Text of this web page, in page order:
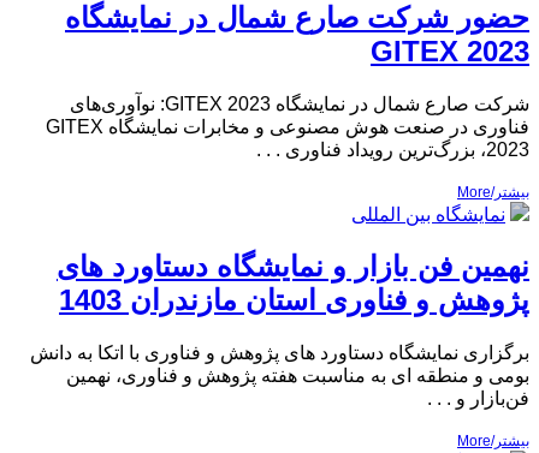
حضور شرکت صارع شمال در نمایشگاه
GITEX 2023
شرکت صارع شمال در نمایشگاه GITEX 2023: نوآوری‌های
فناوری در صنعت هوش مصنوعی و مخابرات نمایشگاه GITEX
2023، بزرگ‌ترین رویداد فناوری . . .
بیشتر/More
نمایشگاه بین المللی
نهمین فن بازار و نمایشگاه دستاورد های
پژوهش و فناوری استان مازندران 1403
برگزاری نمایشگاه دستاورد های پژوهش و فناوری با اتکا به دانش
بومی و منطقه ای به مناسبت هفته پژوهش و فناوری، نهمین
فن‌بازار و . . .
بیشتر/More